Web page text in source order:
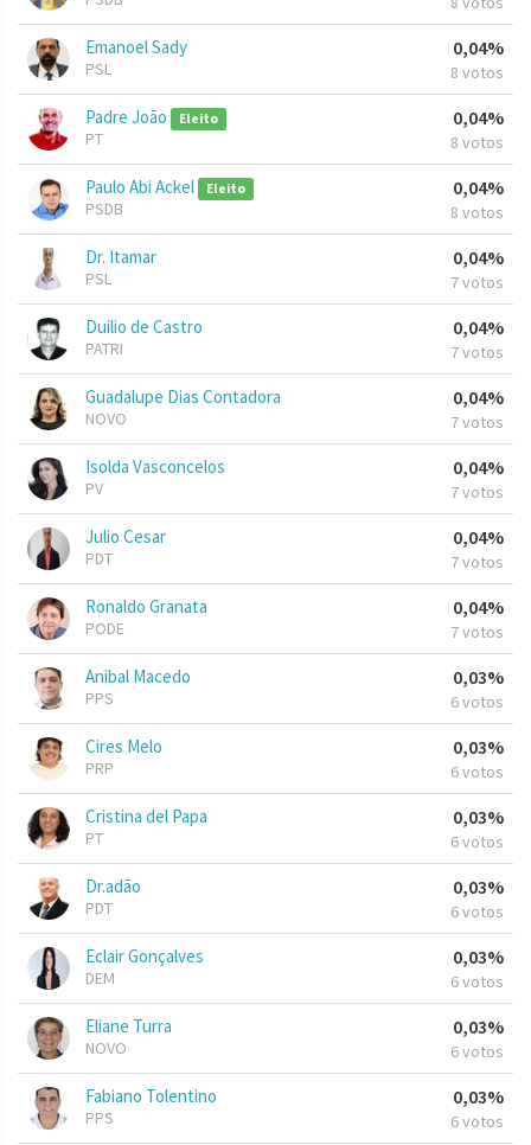
Emanoel Sady
PSL
0,04%
8 votos
Padre João Eleito
PT
0,04%
8 votos
Paulo Abi Ackel Eleito
PSDB
0,04%
8 votos
Dr. Itamar
PSL
0,04%
7 votos
Duilio de Castro
PATRI
0,04%
7 votos
Guadalupe Dias Contadora
NOVO
0,04%
7 votos
Isolda Vasconcelos
PV
0,04%
7 votos
Julio Cesar
PDT
0,04%
7 votos
Ronaldo Granata
PODE
0,04%
7 votos
Anibal Macedo
PPS
0,03%
6 votos
Cires Melo
PRP
0,03%
6 votos
Cristina del Papa
PT
0,03%
6 votos
Dr.adão
PDT
0,03%
6 votos
Eclair Gonçalves
DEM
0,03%
6 votos
Eliane Turra
NOVO
0,03%
6 votos
Fabiano Tolentino
PPS
0,03%
6 votos